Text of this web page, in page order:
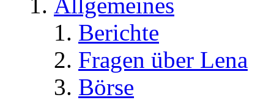
Berichte
Fragen über Lena
Börse